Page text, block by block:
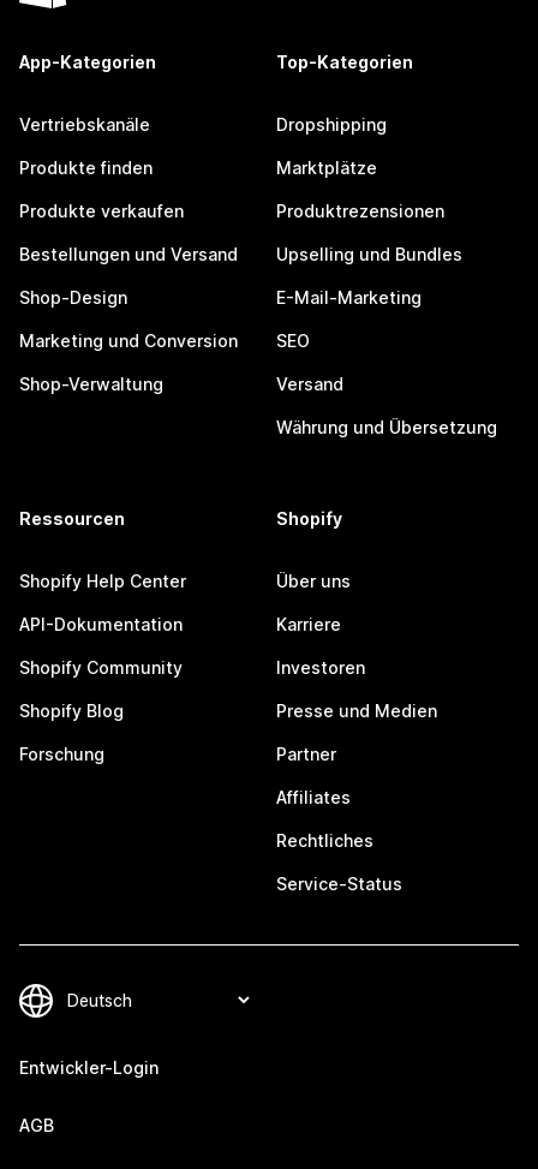
App-Kategorien
Vertriebskanäle
Produkte finden
Produkte verkaufen
Bestellungen und Versand
Shop-Design
Marketing und Conversion
Shop-Verwaltung
Top-Kategorien
Dropshipping
Marktplätze
Produktrezensionen
Upselling und Bundles
E-Mail-Marketing
SEO
Versand
Währung und Übersetzung
Ressourcen
Shopify Help Center
API-Dokumentation
Shopify Community
Shopify Blog
Forschung
Shopify
Über uns
Karriere
Investoren
Presse und Medien
Partner
Affiliates
Rechtliches
Service-Status
Entwickler-Login
AGB